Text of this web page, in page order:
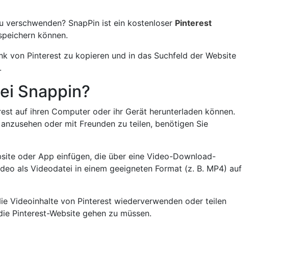
verschwenden? SnapPin ist ein kostenloser Pinterest
können.
von Pinterest zu kopieren und in das Suchfeld der Website
Snappin?
auf ihren Computer oder ihr Gerät herunterladen können.
oder mit Freunden zu teilen, benötigen Sie
oder App einfügen, die über eine Video-Download-
als Videodatei in einem geeigneten Format (z. B. MP4) auf
Videoinhalte von Pinterest wiederverwenden oder teilen
Pinterest-Website gehen zu müssen.